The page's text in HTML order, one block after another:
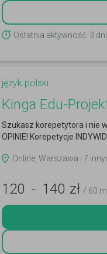
Ostatnia aktywność: 3
język polski
Kinga Edu-
Szukasz korepetytora i nie
OPINIE! Korepetycje
Online, Warszawa i 7
120 - 140 zł / 60